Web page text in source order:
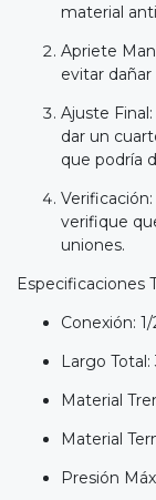
material
Apriete
evitar dañar
Ajuste
dar un
que podría
verifique
uniones.
Especificaciones
Conexión:
Largo
Material
Material
Presión